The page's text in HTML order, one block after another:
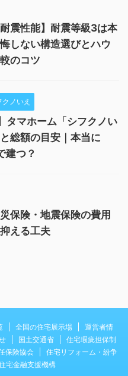
耐震性能】耐震等級3は本
しない構造選びとハウ
のコツ
クノいえ
タマホーム「シフクノい
総額の目安｜本当に
建つ？
保険・地震保険の費用
える工夫
全国の住宅展示場
運営者情
国土交通省
住宅瑕疵担保制
保険協会
住宅リフォーム・紛争
宅金融支援機構